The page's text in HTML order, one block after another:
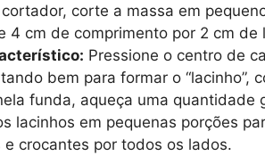
corte a massa em
4 cm de comprimento por 2 cm de
Pressione o centro de
bem para formar o “lacinho”,
funda, aqueça uma quantidade
lacinhos em pequenas porções
crocantes por todos os lados.